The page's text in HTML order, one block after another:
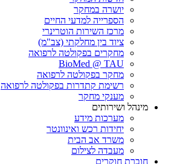
יושרה במחקר
הספרייה למדעי החיים
מרכז השירות הוטרינרי
ציוד בין מחלקתי (צב"מ)
מחקרים בפקולטה לרפואה
BioMed @ TAU
מחקר בפקולטה לרפואה
רשימת קתדרות בפקולטה לרפואה
מענקי מחקר
מינהל ושירותים
מערכות מידע
יחידות רכש ואינוונטר
משרד אב הבית
מעבדה לצילום
חוברת חוקרים